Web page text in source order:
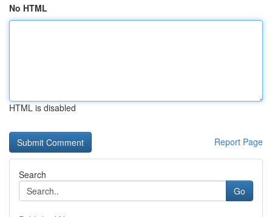
No HTML
HTML is disabled
Report Page
Search
Go